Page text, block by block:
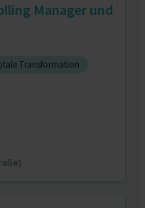
Manager und
Transformation